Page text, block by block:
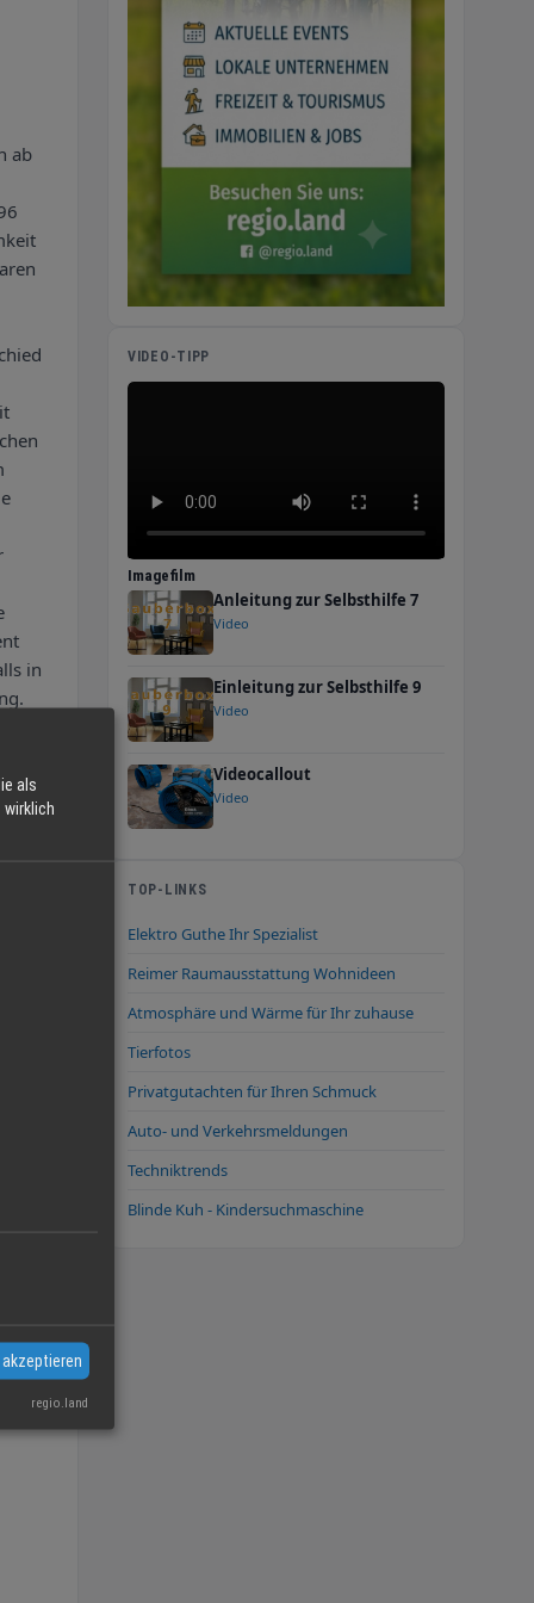
ab
in
VIDEO-TIPP
Imagefilm
Anleitung zur Selbsthilfe 7
Video
Einleitung zur Selbsthilfe 9
Video
Videocallout
Video
TOP-LINKS
Elektro Guthe Ihr Spezialist
Reimer Raumausstattung Wohnideen
Atmosphäre und Wärme für Ihr zuhause
Tierfotos
Privatgutachten für Ihren Schmuck
Auto- und Verkehrsmeldungen
Techniktrends
Blinde Kuh - Kindersuchmaschine
als
regio.land